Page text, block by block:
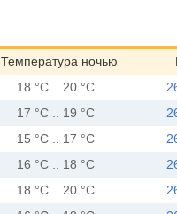
Температура ночью
18 °C .. 20 °C
17 °C .. 19 °C
15 °C .. 17 °C
16 °C .. 18 °C
18 °C .. 20 °C